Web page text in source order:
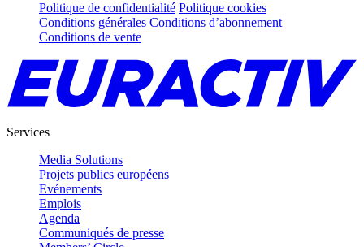
Politique de confidentialité Politique cookies
Conditions générales Conditions d’abonnement
Conditions de vente
Services
Media Solutions
Projets publics européens
Evénements
Emplois
Agenda
Communiqués de presse